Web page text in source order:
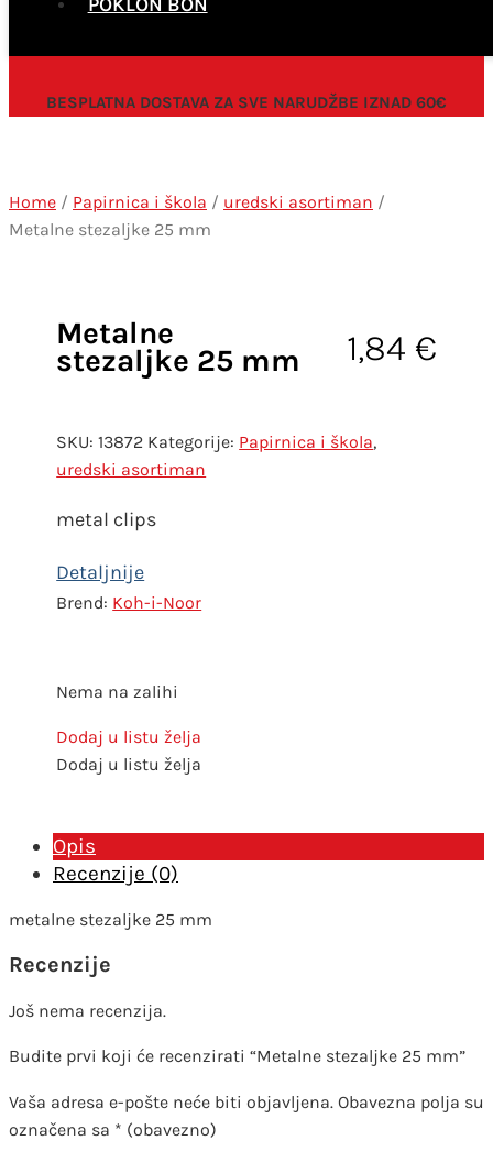
BESPLATNA DOSTAVA ZA SVE NARUDŽBE IZNAD 60€
Home / Papirnica i škola / uredski asortiman /
Metalne stezaljke 25 mm
Metalne
stezaljke 25 mm 1,84 €
SKU:13872 Kategorije: Papirnica i škola,
uredski asortiman
metal clips
Koh-i-Noor
Nema na zalihi
Dodaj u listu želja
Dodaj u listu želja
Opis
Recenzije (0)
metalne stezaljke 25 mm
Recenzije
Još nema recenzija.
Budite prvi koji će recenzirati “Metalne stezaljke 25 mm”
Vaša adresa e-pošte neće biti objavljena. Obavezna polja su
označena sa * (obavezno)